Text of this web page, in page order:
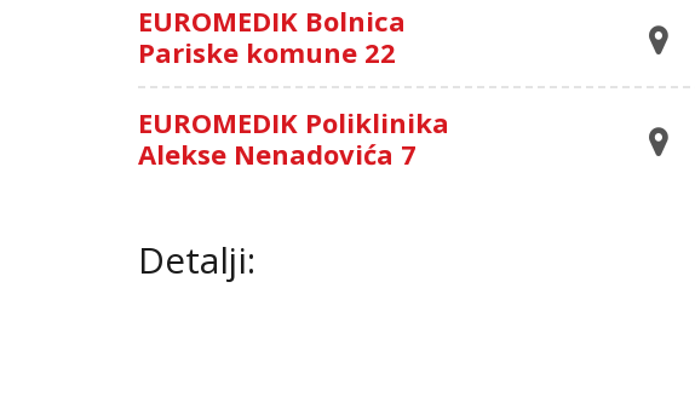
EUROMEDIK Bolnica
Pariske komune 22
EUROMEDIK Poliklinika
Alekse Nenadovića 7
Detalji: